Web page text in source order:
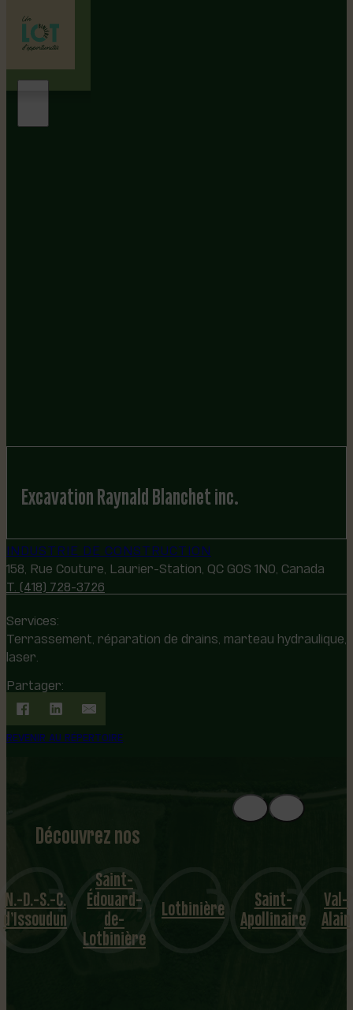
Excavation Raynald Blanchet inc.
INDUSTRIE DE CONSTRUCTION
158, Rue Couture, Laurier-Station, QC G0S 1N0, Canada
T. (418) 728-3726
Services:
Terrassement, réparation de drains, marteau hydraulique,
laser.
Partager:
REVENIR AU RÉPERTOIRE
Découvrez nos
1
8
mu
nicipalités
Édouard-
de-
Lotbinière
Lotbinière Saint-
Apollinaire
Val-
Alain Dosquet